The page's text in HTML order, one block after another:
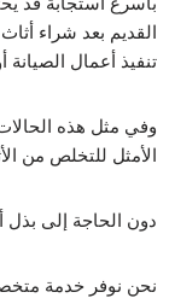
القديم بعد شراء أثاث
تنفيذ أعمال الصيانة
وفي مثل هذه
الأمثل للتخلص من
دون الحاجة إلى
نحن نوفر خدمة